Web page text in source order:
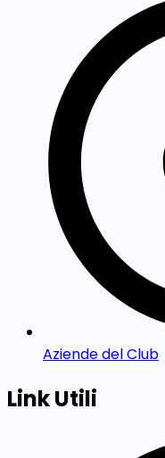
Aziende del Club
Link Utili